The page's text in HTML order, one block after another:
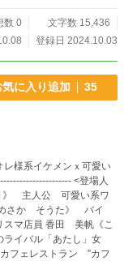
数 0
文字数 15,436
登録日 2024.10.03
気に入り追加 35
レ様系イケメンｘ可愛い
》 主人公 可愛い系ワ
さか そうた》 バイ
スマ店員 香田 美帆《こ
バル「あたし」女